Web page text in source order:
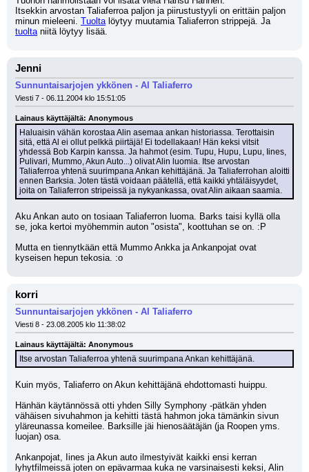
Itsekkin arvostan Taliaferroa paljon ja piirustustyyli on erittäin paljon
minun mieleeni. Tuolta
löytyy muutamia Taliaferron strippejä. Ja
tuolta niitä löytyy lisää.
Jenni
Sunnuntaisarjojen ykkönen - Al Taliaferro
Viesti 7 - 06.11.2004 klo 15:51:05
Lainaus käyttäjältä: Anonymous
Haluaisin vähän korostaa Alin asemaa ankan historiassa. Terottaisin
sitä, että Al ei ollut pelkkä piirtäjä! Ei todellakaan! Hän keksi vitsit
yhdessä Bob Karpin kanssa. Ja hahmot (esim. Tupu, Hupu, Lupu, Iines,
Pulivari, Mummo, Akun Auto...) olivat Alin luomia. Itse arvostan
Taliaferroa yhtenä suurimpana Ankan kehittäjänä. Ja Taliaferrohan aloitti
ennen Barksia. Joten tästä voidaan päätellä, että kaikki yhtäläisyydet,
joita on Taliaferron stripeissä ja nykyankassa, ovat Alin aikaan saamia.
Aku Ankan auto on tosiaan Taliaferron luoma. Barks taisi kyllä olla
se, joka kertoi myöhemmin auton "osista", koottuhan se on. :P
Mutta en tiennytkään että Mummo Ankka ja Ankanpojat ovat
kyseisen hepun tekosia. :o
korri
Sunnuntaisarjojen ykkönen - Al Taliaferro
Viesti 8 - 23.08.2005 klo 11:38:02
Lainaus käyttäjältä: Anonymous
Itse arvostan Taliaferroa yhtenä suurimpana Ankan kehittäjänä.
Kuin myös, Taliaferro on Akun kehittäjänä ehdottomasti huippu.
Hänhän käytännössä otti yhden Silly Symphony -pätkän yhden
vähäisen sivuhahmon ja kehitti tästä hahmon joka tämänkin sivun
yläreunassa komeilee. Barksille jäi hienosäätäjän (ja Roopen yms.
luojan) osa.
Ankanpojat, Iines ja Akun auto ilmestyivät kaikki ensi kerran
lyhytfilmeissä joten on epävarmaa kuka ne varsinaisesti keksi, Alin